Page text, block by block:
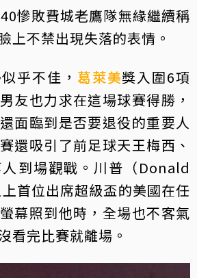
慘敗費城老鷹隊無緣繼續稱
上不禁出現失落的表情。
乎不佳， 葛萊美獎入圍6項
友也力求在這場球賽得勝，
面臨到是否要退役的重要人
還吸引了前足球天王梅西、
到場觀戰。川普（Donald
首位出席超級盃的美國在任
幕照到他時，全場也不客氣
看完比賽就離場。